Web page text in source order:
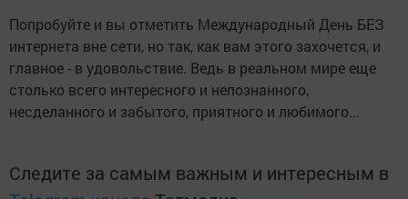
Попробуйте и вы отметить Международный День БЕЗ
интернета вне сети, но так, как вам этого захочется, и
главное - в удовольствие. Ведь в реальном мире еще
столько всего интересного и непознанного,
несделанного и забытого, приятного и любимого...
Следите за самым важным и интересным в